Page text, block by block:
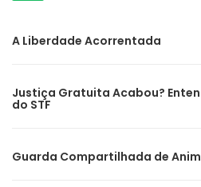
A Liberdade Acorrentada
Justiça Gratuita Acabou?
do STF
Guarda Compartilhada de